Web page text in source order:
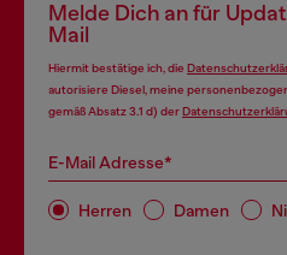
Melde Dich an für
Mail
Hiermit bestätige ich, die
autorisiere Diesel, meine
gemäß Absatz 3.1 d) der
E-Mail Adresse*
Herren Damen